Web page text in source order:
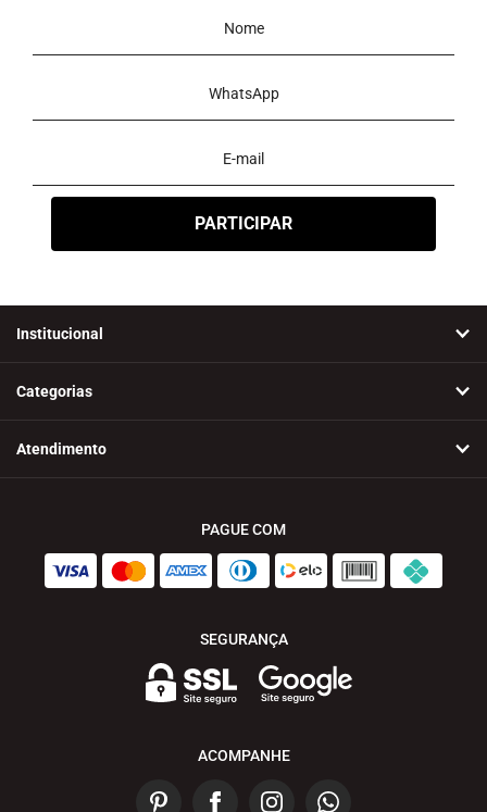
Institucional
Categorias
Atendimento
PAGUE COM
SEGURANÇA
ACOMPANHE